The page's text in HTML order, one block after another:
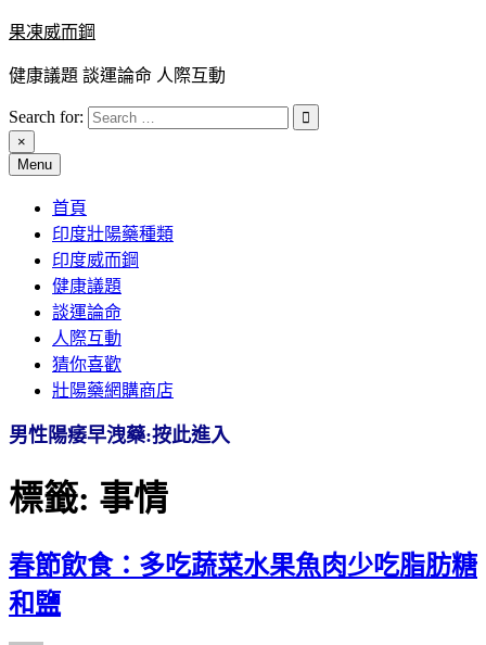
Skip
to
content
果凍威而鋼
健康議題 談運論命 人際互動
Search for:
×
Menu
首頁
印度壯陽藥種類
印度威而鋼
健康議題
談運論命
人際互動
猜你喜歡
壯陽藥網購商店
男性陽痿早洩藥:按此進入
標籤: 事情
春節飲食：多吃蔬菜水果魚肉少吃脂肪糖
和鹽